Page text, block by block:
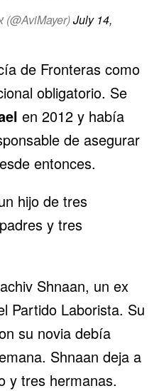
— Avi Mayer אבי מאיר (@AviMayer)July 14,
de Fronteras como
obligatorio. Se
en 2012 y había
de asegurar
entonces.
hijo de tres
y tres
Shnaan, un ex
Partido Laborista. Su
su novia debía
Shnaan deja a
y tres hermanas.